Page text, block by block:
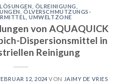
ÖLREINIGUNG
,ÖLVERSCHMUTZUNGS-
,UMWELTZONE
von AQUAQUICK
Dispersionsmittel in
Reinigung
12, 2024 VON JAIMY DE VRIES